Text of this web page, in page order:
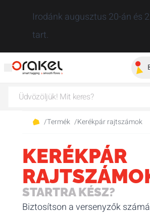
Irodánk augusztus 20-án és
tart.
/Termék /Kerékpár rajtszámok
KERÉKPÁR
STARTRA KÉSZ?
Biztosítson a versenyzők